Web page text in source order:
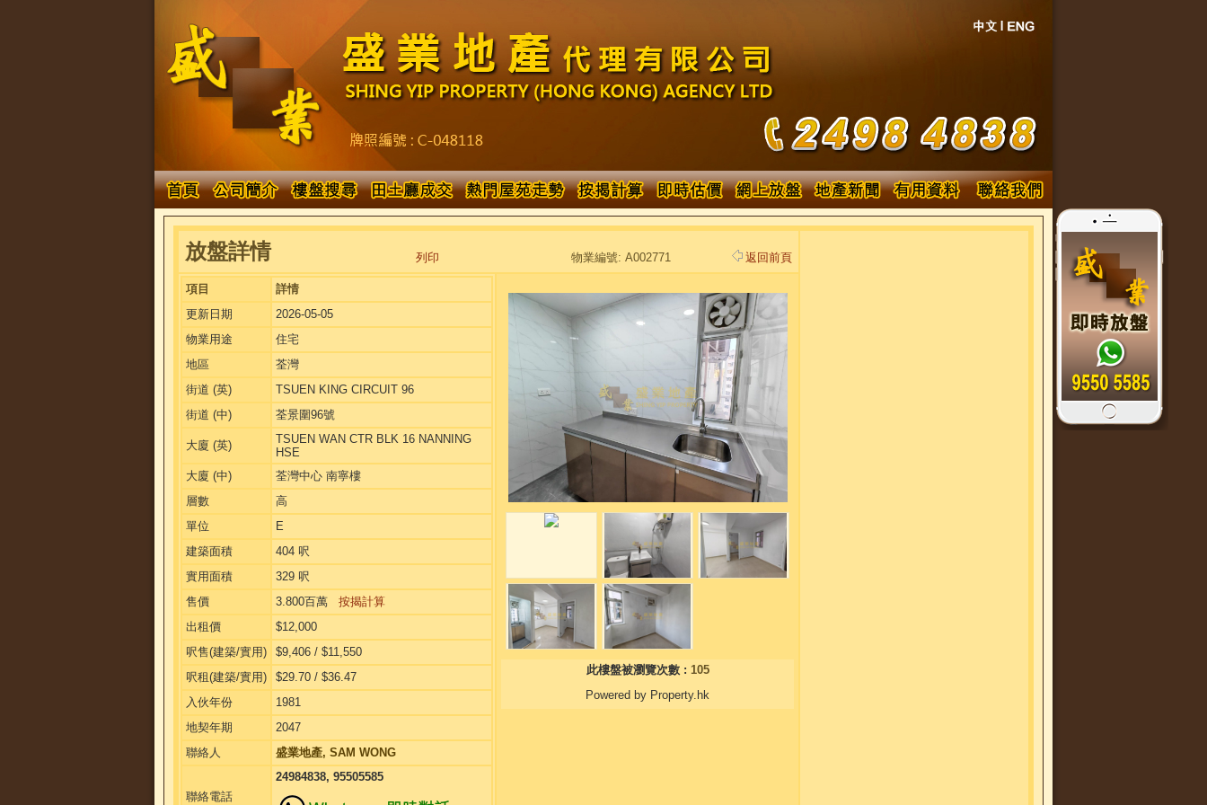
放盤詳情 列印 物業編號: A002771 返回前頁
項目
詳情
更新日期
2026-05-05
物業用途
住宅
地區
荃灣
街道 (英)
TSUEN KING CIRCUIT 96
街道 (中)
荃景圍96號
大廈 (英)
TSUEN WAN CTR BLK 16 NANNING
HSE
大廈 (中)
荃灣中心 南寧樓
層數
高
單位
E
建築面積
404 呎
實用面積
329 呎
售價
3.800百萬 按揭計算
出租價
$12,000
呎售(建築/實用)
$9,406 / $11,550
呎租(建築/實用)
$29.70 / $36.47
入伙年份
1981
地契年期
2047
聯絡人
盛業地產, SAM WONG
聯絡電話
24984838, 95505585
此樓盤被瀏覽次數 : 105
Powered by Property.hk